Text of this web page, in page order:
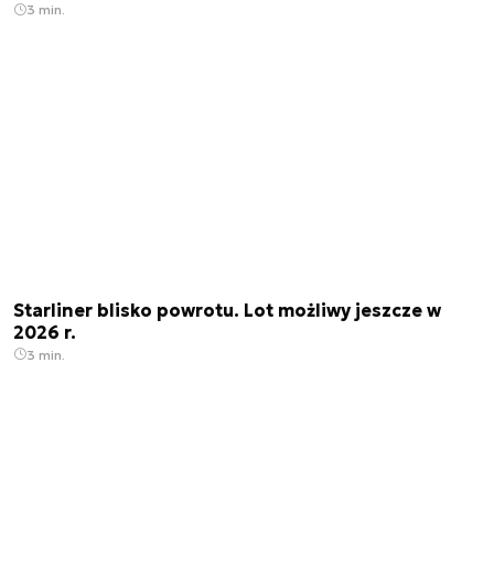
3 min.
Starliner blisko powrotu. Lot możliwy jeszcze w
2026 r.
3 min.